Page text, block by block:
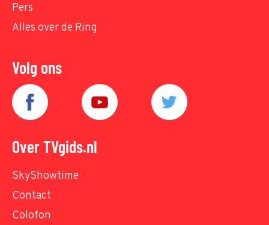
Pers
Alles over de Ring
Volg ons
Over TVgids.nl
SkyShowtime
Contact
Colofon